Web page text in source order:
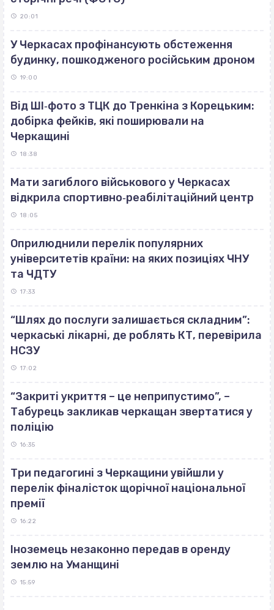
20:01
У Черкасах профінансують обстеження
будинку, пошкодженого російським дроном
19:00
Від ШІ‐фото з ТЦК до Тренкіна з Корецьким:
добірка фейків, які поширювали на
Черкащині
18:38
Мати загиблого військового у Черкасах
відкрила спортивно‐реабілітаційний центр
18:05
Оприлюднили перелік популярних
університетів країни: на яких позиціях ЧНУ
та ЧДТУ
17:33
“Шлях до послуги залишається складним”:
черкаські лікарні, де роблять КТ, перевірила
НСЗУ
17:02
“Закриті укриття – це неприпустимо”, –
Табурець закликав черкащан звертатися у
поліцію
16:35
Три педагогині з Черкащини увійшли у
перелік фіналісток щорічної національної
премії
16:22
Іноземець незаконно передав в оренду
землю на Уманщині
15:59